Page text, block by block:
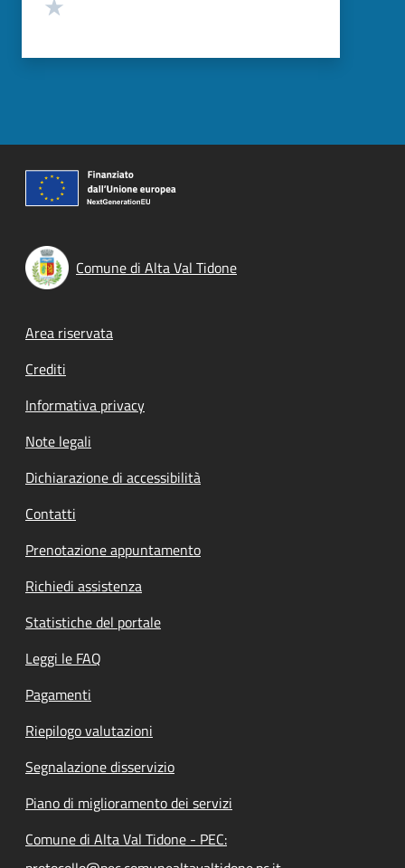
Comune di Alta Val Tidone
Footer menu
Area riservata
Crediti
Informativa privacy
Note legali
Dichiarazione di accessibilità
Contatti
Prenotazione appuntamento
Richiedi assistenza
Statistiche del portale
Leggi le FAQ
Pagamenti
Riepilogo valutazioni
Segnalazione disservizio
Piano di miglioramento dei servizi
Comune di Alta Val Tidone - PEC: